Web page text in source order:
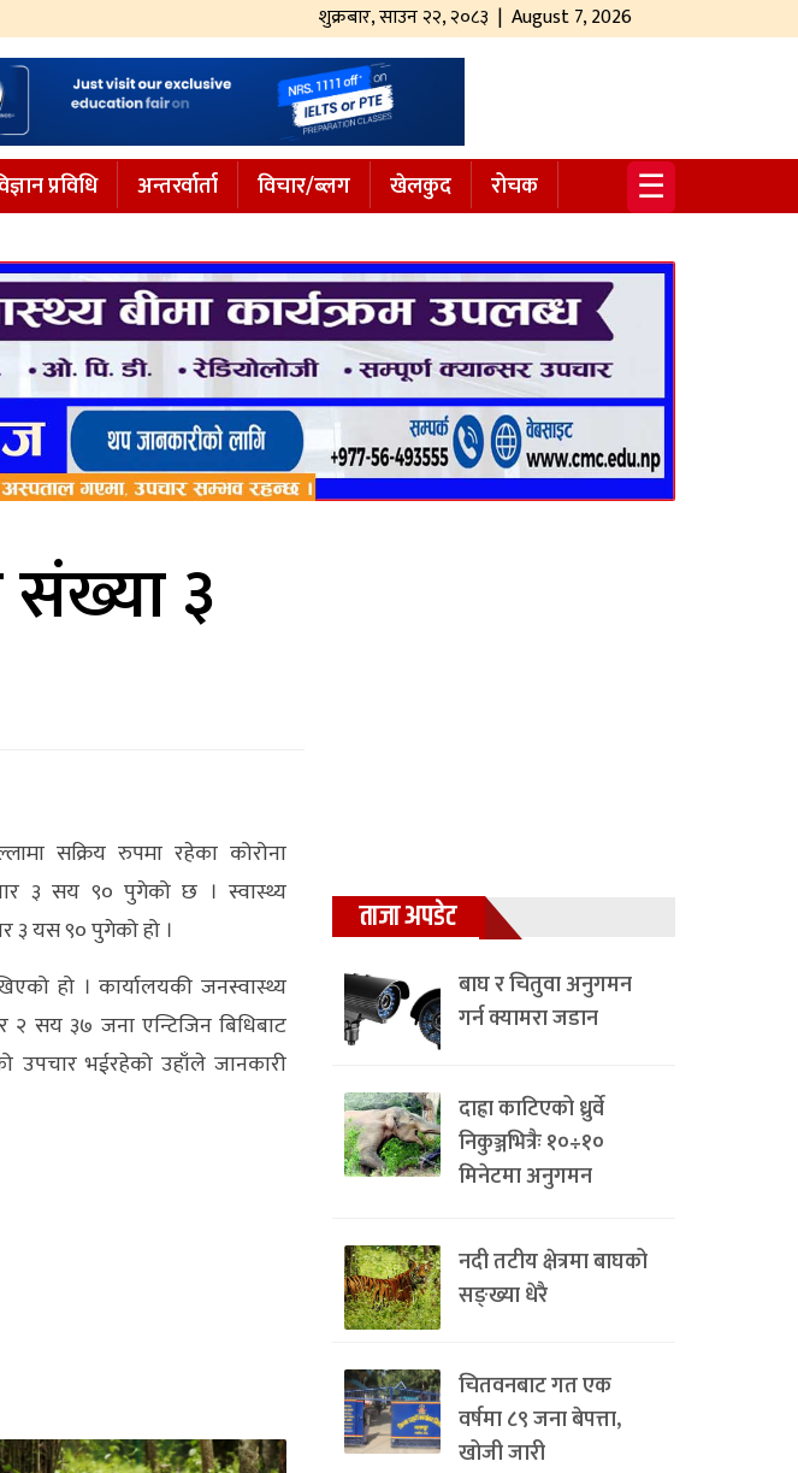
शुक्रबार,साउन२२,२०८३ | August 7, 2026
☰
प्रविधि अन्तरर्वार्ता विचार/ब्लग खेलकुद
रोचक
संख्या ३
सक्रिय रुपमा रहेका कोरोना
३ सय ९० पुगेको छ । स्वास्थ्य
३ यस ९० पुगेको हो ।
हो । कार्यालयकी जनस्वास्थ्य
सय ३७ जना एन्टिजिन बिधिबाट
उपचार भईरहेको उहाँले जानकारी
ताजा अपडेट
बाघ र चितुवा अनुगमन
गर्न क्यामरा जडान
दाह्रा काटिएको ध्रुर्वे
निकुञ्जभित्रैः १०÷१०
मिनेटमा अनुगमन
नदी तटीय क्षेत्रमा बाघको
सङ्ख्या धेरै
चितवनबाट गत एक
वर्षमा ८९ जना बेपत्ता,
खोजी जारी